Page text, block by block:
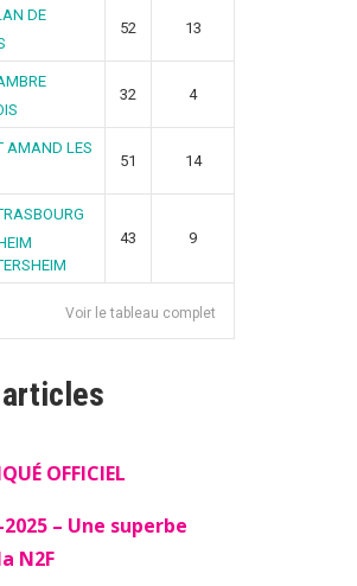
DE
52 13
32 4
AMAND LES
51 14
43 9
Voir le tableau complet
OFFICIEL
– Une superbe
N2F